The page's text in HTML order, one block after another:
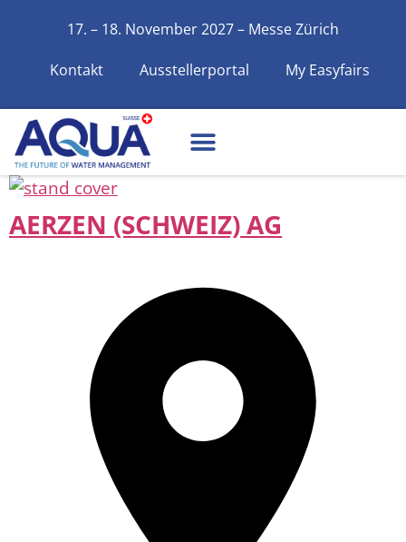
17. – 18. November 2027 – Messe Zürich
Kontakt Ausstellerportal My Easyfairs
AERZEN (SCHWEIZ) AG